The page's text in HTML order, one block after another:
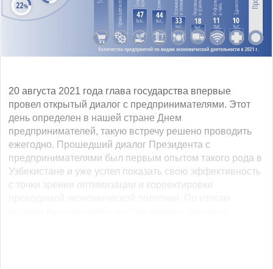
20 августа 2021 года глава государства впервые
провел открытый диалог с предпринимателями. Этот
день определен в нашей стране Днем
предпринимателей, такую встречу решено проводить
ежегодно. Прошедший диалог Президента с
предпринимателями был первым опытом такого рода в
Узбекистане и уже успел показать свою эффективность
с точки зрения оптимизации и корректировки